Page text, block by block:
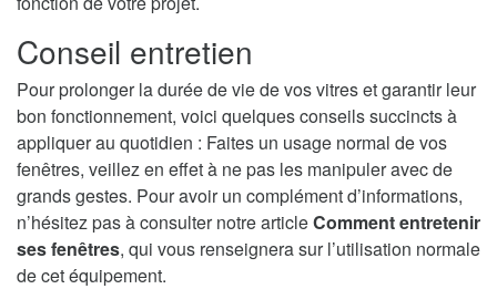
Conseil entretien
Pour prolonger la durée de vie de vos vitres et garantir leur
bon fonctionnement, voici quelques conseils succincts à
appliquer au quotidien : Faites un usage normal de vos
fenêtres, veillez en effet à ne pas les manipuler avec de
grands gestes. Pour avoir un complément d’informations,
n’hésitez pas à consulter notre articleComment entretenir
ses fenêtres, qui vous renseignera sur l’utilisation normale
de cet équipement.